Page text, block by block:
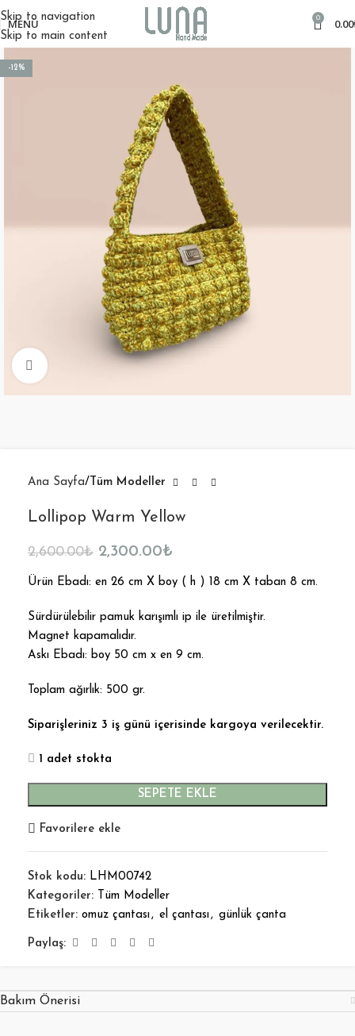
Skip to navigation
Skip to main content
MENÜ 0 0.00
-12%
Büyütmek için tıklayın
Ana Sayfa Tüm Modeller
Lollipop Warm Yellow
2,600.00₺ 2,300.00₺
Ürün Ebadı: en 26 cm X boy ( h ) 18 cm X taban 8 cm.
Sürdürülebilir pamuk karışımlı ip ile üretilmiştir.
Magnet kapamalıdır.
Askı Ebadı: boy 50 cm x en 9 cm.
Toplam ağırlık: 500 gr.
Siparişleriniz 3 iş günü içerisinde kargoya verilecektir.
1 adet stokta
SEPETE EKLE
Favorilere ekle
Stok kodu: LHM00742
Kategoriler: Tüm Modeller
Etiketler: omuz çantası, el çantası, günlük çanta
Paylaş:
Bakım Önerisi